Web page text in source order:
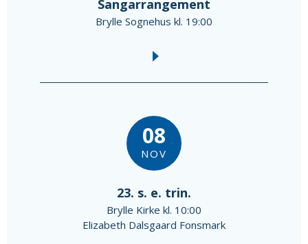
Sangarrangement
Brylle Sognehus kl. 19:00
08
NOV
23. s. e. trin.
Brylle Kirke kl. 10:00
Elizabeth Dalsgaard Fonsmark